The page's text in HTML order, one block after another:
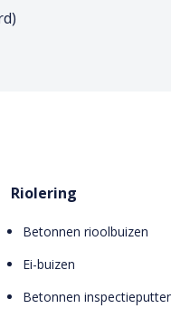
Riolering
Betonnen rioolbuizen
Ei-buizen
Betonnen